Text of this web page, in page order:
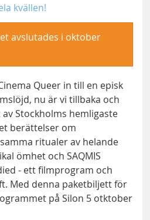
kvällen!
avslutades i oktober
Queer in till en episk
nu är vi tillbaka och
Stockholms hemligaste
berättelser om
ritualer av helande
ömhet och SAQMIS
- ett filmprogram och
Med denna paketbiljett för
på Silon 5 otktober